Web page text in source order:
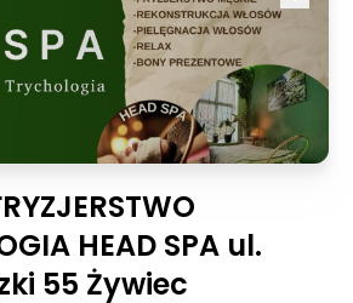
HEAD SPA ul.
55 Żywiec